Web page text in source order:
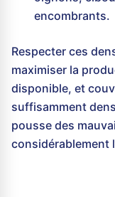
encombrants.
Respecter ces
maximiser la
disponible, et
suffisamment
pousse des
considérablement